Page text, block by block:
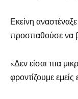
Εκείνη
προσπαθούσε να
«Δεν είσαι πια
φροντίζουμε εμείς